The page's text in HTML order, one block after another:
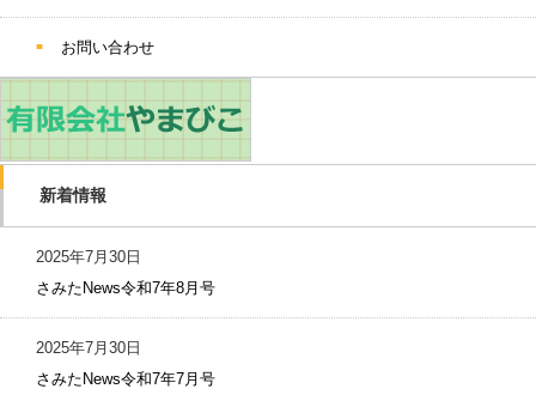
お問い合わせ
新着情報
2025年7月30日
さみたNews令和7年8月号
2025年7月30日
さみたNews令和7年7月号